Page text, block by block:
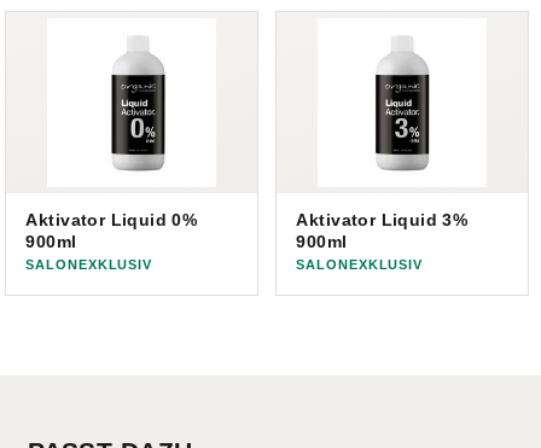
Aktivator Liquid 0%
900ml
SALONEXKLUSIV
Aktivator Liquid 3%
900ml
SALONEXKLUSIV